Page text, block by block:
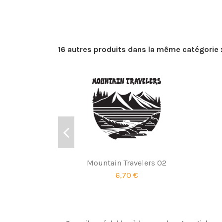
16 autres produits dans la même catégorie
Mountain Travelers 02
6,70 €